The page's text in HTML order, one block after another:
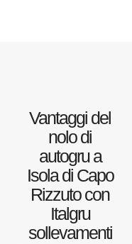
Vantaggi del
nolo di
autogru a
Isola di Capo
Rizzuto con
Italgru
sollevamenti